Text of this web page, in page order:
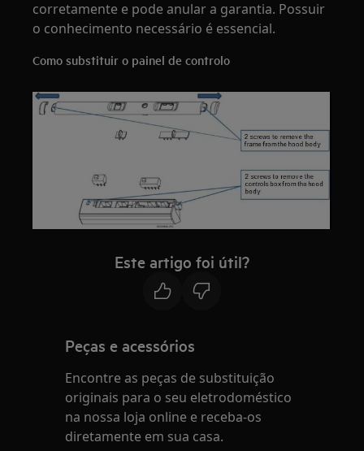
corretamente e pode anular a garantia. Possuir
o conhecimento necessário é essencial.
Como substituir o painel de controlo
Este artigo foi útil?
Peças e acessórios
Encontre as peças de substituição
originais para o seu eletrodoméstico
na nossa loja online e receba-os
diretamente em sua casa.